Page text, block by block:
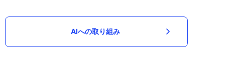
AIへの取り組み